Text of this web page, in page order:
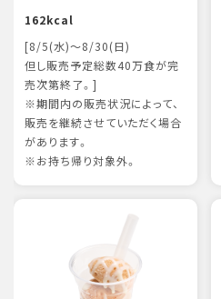
162kcal
[8/5(水)～8/30(日)
但し販売予定総数40万食が完
売次第終了。]
※期間内の販売状況によって、
販売を継続させていただく場合
があります。
※お持ち帰り対象外。